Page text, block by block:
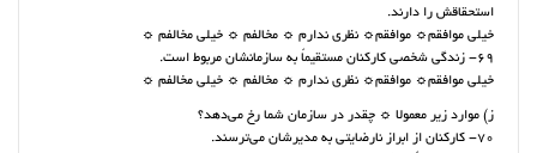
استحقاقش را دارند.
خیلی موافقم☼ موافقم☼ نظری ندارم ☼ مخالفم ☼ خیلی مخالفم ☼
69- زندگی شخصی کارکنان مستقیماً به سازمانشان مربوط است.
خیلی موافقم☼ موافقم☼ نظری ندارم ☼ مخالفم ☼ خیلی مخالفم ☼
ز) موارد زیر معمولا ☼ چقدر در سازمان شما رخ می‌دهد؟
70- کارکنان از ابراز نارضایتی به مدیرشان می‌ترسند.